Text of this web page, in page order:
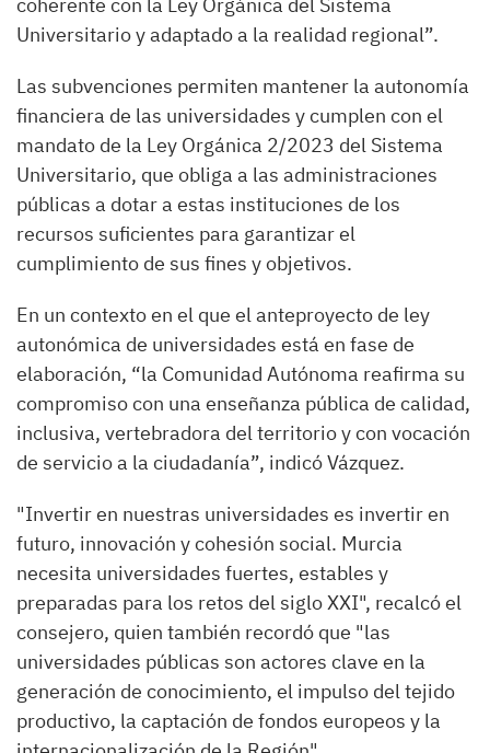
Universitario y adaptado a la realidad regional”.
Las subvenciones permiten mantener la autonomía
financiera de las universidades y cumplen con el
mandato de la Ley Orgánica 2/2023 del Sistema
Universitario, que obliga a las administraciones
públicas a dotar a estas instituciones de los
recursos suficientes para garantizar el
cumplimiento de sus fines y objetivos.
En un contexto en el que el anteproyecto de ley
autonómica de universidades está en fase de
elaboración, “la Comunidad Autónoma reafirma su
compromiso con una enseñanza pública de calidad,
inclusiva, vertebradora del territorio y con vocación
de servicio a la ciudadanía”, indicó Vázquez.
"Invertir en nuestras universidades es invertir en
futuro, innovación y cohesión social. Murcia
necesita universidades fuertes, estables y
preparadas para los retos del siglo XXI", recalcó el
consejero, quien también recordó que "las
universidades públicas son actores clave en la
generación de conocimiento, el impulso del tejido
productivo, la captación de fondos europeos y la